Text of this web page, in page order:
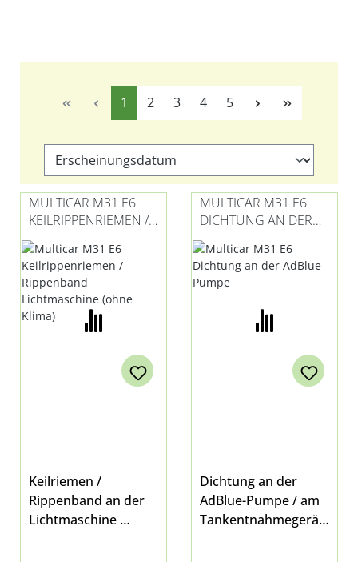
Seite
1 Seite
2 Seite
3 Seite
4 Seite
5
MULTICAR M31 E6
KEILRIPPENRIEMEN /
RIPPENBAND
LICHTMASCHINE
(OHNE KLIMA)
Keilriemen /
Rippenband an der
Lichtmaschine
MULTICAR M31 E6
DICHTUNG AN DER
ADBLUE-PUMPE
Dichtung an der
AdBlue-Pumpe / am
Tankentnahmegerät